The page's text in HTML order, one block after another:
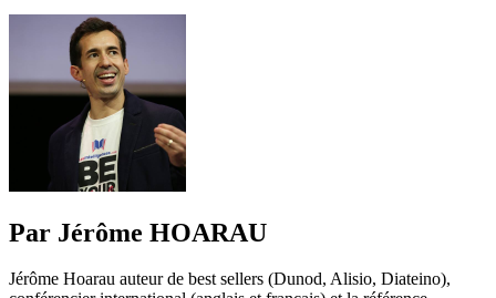
Par Jérôme HOARAU
Jérôme Hoarau auteur de best sellers (Dunod, Alisio, Diateino),